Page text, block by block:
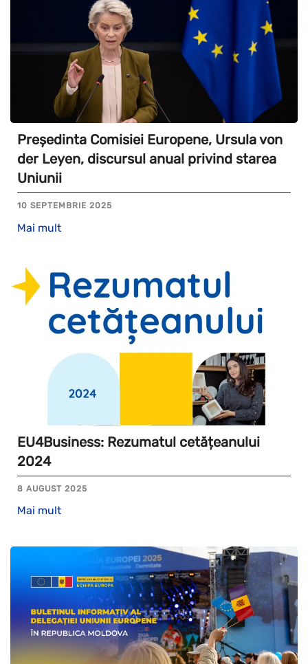
Președinta Comisiei Europene, Ursula von
der Leyen, discursul anual privind starea
Uniunii
10 SEPTEMBRIE 2025
Mai mult
EU4Business: Rezumatul cetățeanului
2024
8 AUGUST 2025
Mai mult